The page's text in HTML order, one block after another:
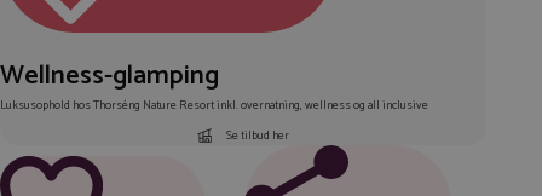
Wellness-glamping
Luksusophold hos Thorséng Nature Resort inkl. overnatning, wellness og all inclusive
Se tilbud her